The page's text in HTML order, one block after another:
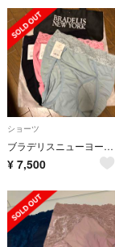
ショーツ
ブラデリスニューヨークモモパンツ・ハイレグショーツ 3セット
¥ 7,500